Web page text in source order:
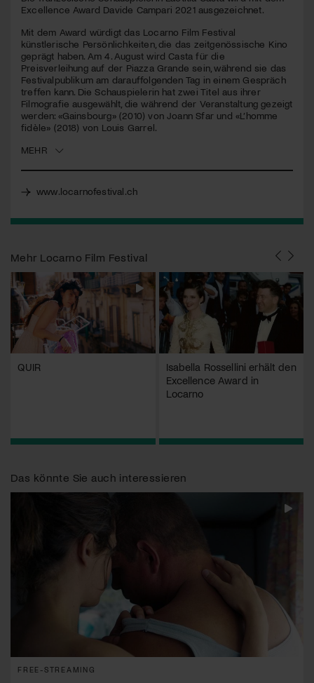
Excellence Award Davide Campari 2021 ausgezeichnet.
Mit dem Award würdigt das Locarno Film Festival
künstlerische Persönlichkeiten, die das zeitgenössische Kino
geprägt haben. Am 4. August wird Casta für die
Preisverleihung auf der Piazza Grande sein, während sie das
Festivalpublikum am darauffolgenden Tag in einem Gespräch
treffen kann. Die Schauspielerin hat zwei Titel aus ihrer
Filmografie ausgewählt, die während der Veranstaltung gezeigt
werden: «Gainsbourg» (2010) von Joann Sfar und «L’homme
fidèle» (2018) von Louis Garrel.
MEHR
www.locarnofestival.ch
Mehr Locarno Film Festival
QUIR
Isabella Rossellini erhält den
Excellence Award in
Locarno
Das könnte Sie auch interessieren
FREE-STREAMING
Jetzt Mitglied werden